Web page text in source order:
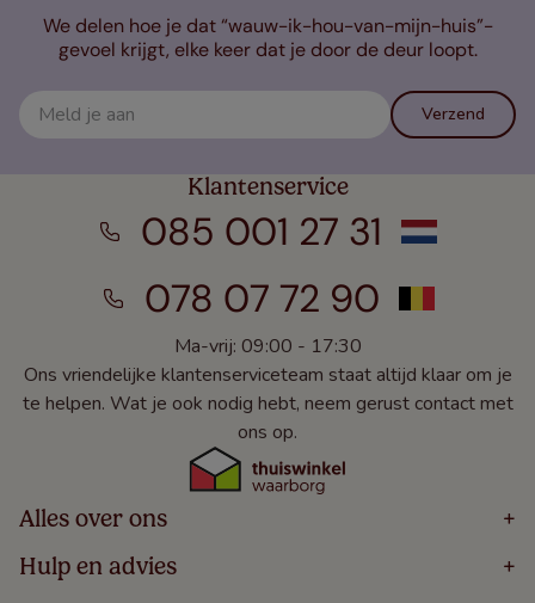
We delen hoe je dat “wauw-ik-hou-van-mijn-huis”-
gevoel krijgt, elke keer dat je door de deur loopt.
Verzend
Klantenservice
085 001 27 31
078 07 72 90
Ma-vrij: 09:00 - 17:30
Ons vriendelijke klantenserviceteam staat altijd klaar om je
te helpen. Wat je ook nodig hebt, neem gerust contact met
ons op.
Alles over ons +
Home
Over
Hulp en advies +